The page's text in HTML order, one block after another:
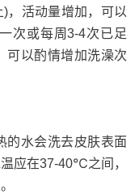
活动量增加，可以
次或每周3-4次已足
可以酌情增加洗澡次
水会洗去皮肤表面
应在37-40℃之间，